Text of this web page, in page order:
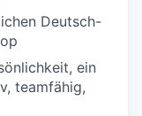
Deutsch-
ein
teamfähig,